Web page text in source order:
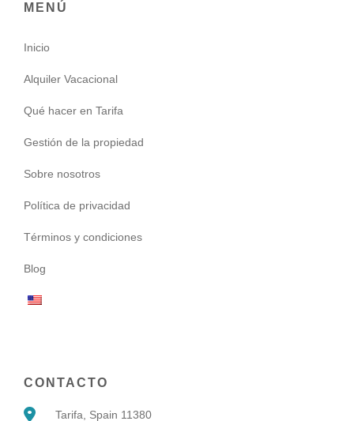
MENÚ
Inicio
Alquiler Vacacional
Qué hacer en Tarifa
Gestión de la propiedad
Sobre nosotros
Política de privacidad
Términos y condiciones
Blog
CONTACTO
Tarifa, Spain 11380